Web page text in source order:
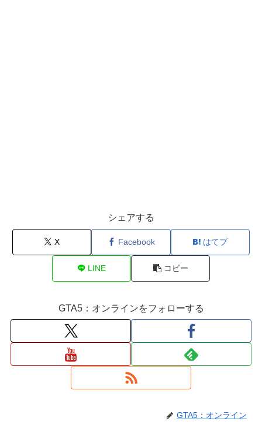
シェアする
X Facebook はてブ
LINE コピー
GTA5：オンラインをフォローする
GTA5：オンライン